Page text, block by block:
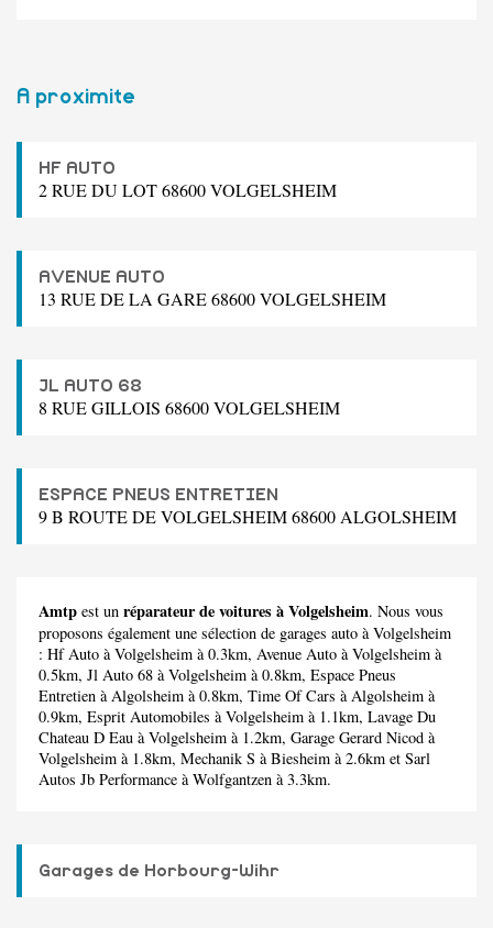
A proximite
HF AUTO
2 RUE DU LOT 68600 VOLGELSHEIM
AVENUE AUTO
13 RUE DE LA GARE 68600 VOLGELSHEIM
JL AUTO 68
8 RUE GILLOIS 68600 VOLGELSHEIM
ESPACE PNEUS ENTRETIEN
9 B ROUTE DE VOLGELSHEIM 68600 ALGOLSHEIM
Amtp est un réparateur de voitures à Volgelsheim. Nous vous
proposons également une sélection de garages auto à Volgelsheim
: Hf Auto à Volgelsheim à 0.3km, Avenue Auto à Volgelsheim à
0.5km, Jl Auto 68 à Volgelsheim à 0.8km, Espace Pneus
Entretien à Algolsheim à 0.8km, Time Of Cars à Algolsheim à
0.9km, Esprit Automobiles à Volgelsheim à 1.1km, Lavage Du
Chateau D Eau à Volgelsheim à 1.2km, Garage Gerard Nicod à
Volgelsheim à 1.8km, Mechanik S à Biesheim à 2.6km et Sarl
Autos Jb Performance à Wolfgantzen à 3.3km.
Garages de Horbourg-Wihr